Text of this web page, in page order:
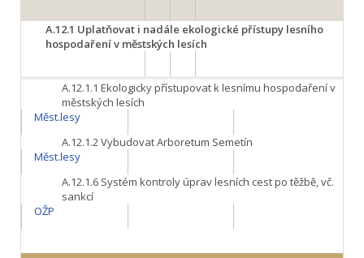
A.12.1 Uplatňovat i nadále ekologické přístupy lesního
hospodaření v městských lesích
A.12.1.1 Ekologicky přístupovat k lesnímu hospodaření v
městských lesích
Měst.lesy
A.12.1.2Vybudovat Arboretum Semetín
Měst.lesy
A.12.1.6 Systém kontroly úprav lesních cest po těžbě, vč.
sankcí
OŽP